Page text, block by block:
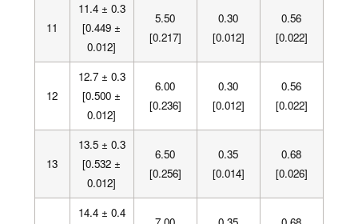
11
11.4 ± 0.3
[0.449 ±
0.012]
5.50
[0.217]
0.30
[0.012]
0.56
[0.022]
12
12.7 ± 0.3
[0.500 ±
0.012]
6.00
[0.236]
0.30
[0.012]
0.56
[0.022]
13
13.5 ± 0.3
[0.532 ±
0.012]
6.50
[0.256]
0.35
[0.014]
0.68
[0.026]
14.4 ± 0.4